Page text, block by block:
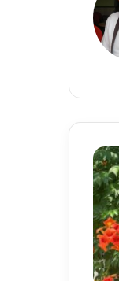
es
el
de
los
y
las